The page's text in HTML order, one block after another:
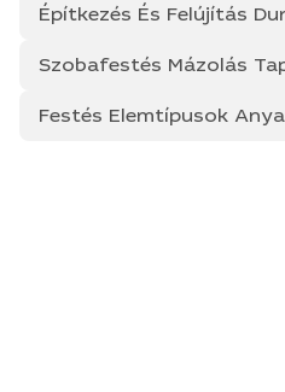
Építkezés És Felújítás
Szobafestés Mázolás
Festés Elemtípusok